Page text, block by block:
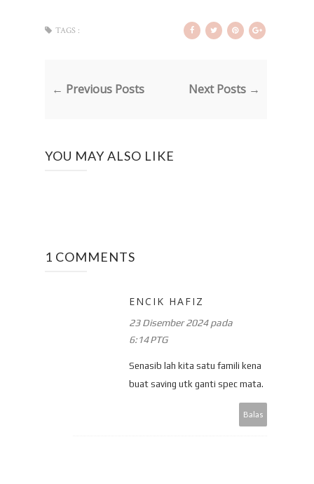
TAGS :
← Previous Posts Next Posts →
YOU MAY ALSO LIKE
1 COMMENTS
ENCIK HAFIZ
23 Disember 2024 pada
6:14 PTG
Senasib lah kita satu famili kena
buat saving utk ganti spec mata.
Balas